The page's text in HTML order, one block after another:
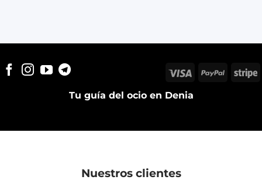
Tu guía del ocio en Denia
Visa PayPal
Nuestros clientes